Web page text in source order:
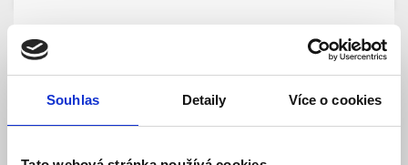
Souhlas Detaily Více o cookies
EcoFlow 400W oboustranný skládací solární panel 2.
generace přináší oproti předchozí generaci nejen vyšší
účinnost solárních článků, ale i odlehčenou konstrukci a
celkově vyšší efektivitu přeměny sluneční energie. Jeho
panelu, vestavěný ukazatel úhlu dopadu slunečních